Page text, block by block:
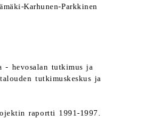
Karhunen-Parkkinen
- hevosalan tutkimus ja
tutkimuskeskus ja
raportti 1991-1997.